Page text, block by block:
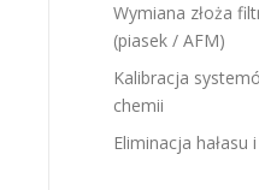
Wymiana złoża
(piasek / AFM)
Kalibracja
chemii
Eliminacja hałasu